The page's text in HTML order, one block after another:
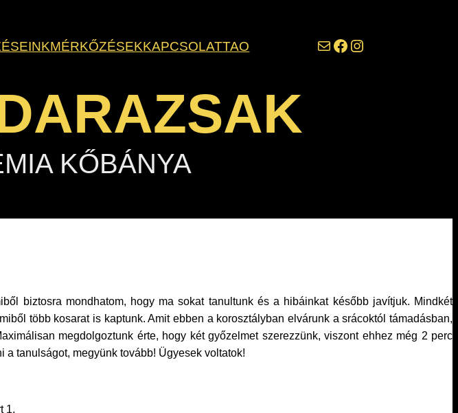
MÉRKŐZÉSEKKAPCSOLATTAO darazsak@darazsak.hu @kobanyaidarazsak @darazsak
KŐBÁNYA
biztosra mondhatom, hogy ma sokat tanultunk és a hibáinkat később javítjuk. Mindkét
több kosarat is kaptunk. Amit ebben a korosztályban elvárunk a srácoktól támadásban,
megdolgoztunk érte, hogy két győzelmet szerezzünk, viszont ehhez még 2 perc
tanulságot, megyünk tovább! Ügyesek voltatok!
1,